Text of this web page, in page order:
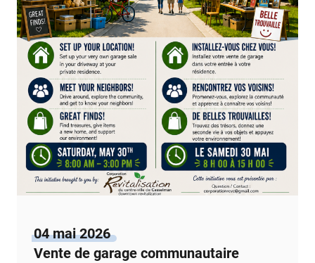
04 mai 2026
Vente de garage communautaire